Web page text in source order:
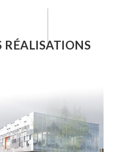
RÉALISATIONS